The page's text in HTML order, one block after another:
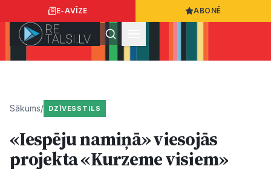
E-AVĪZE ABONĒ
Ziņas
Sākums/ DZĪVESSTILS
«Iespēju namiņā» viesojās
projekta «Kurzeme visiem»